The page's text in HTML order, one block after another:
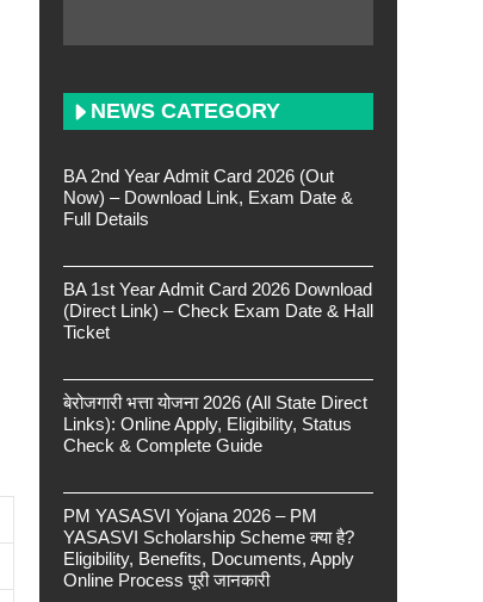
NEWS CATEGORY
BA 2nd Year Admit Card 2026 (Out
Now) – Download Link, Exam Date &
Full Details
BA 1st Year Admit Card 2026 Download
(Direct Link) – Check Exam Date & Hall
Ticket
बेरोजगारी भत्ता योजना 2026 (All State Direct
Links): Online Apply, Eligibility, Status
Check & Complete Guide
PM YASASVI Yojana 2026 – PM
YASASVI Scholarship Scheme क्या है?
Eligibility, Benefits, Documents, Apply
Online Process पूरी जानकारी